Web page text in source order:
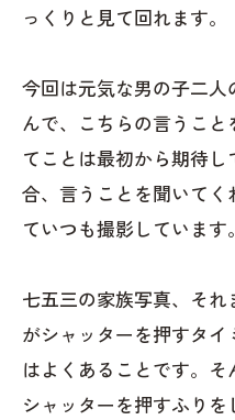
っくりと見て回れます。
今回は元気な男の子二
んで、こちらの言うこ
てことは最初から期待
合、言うことを聞いて
ていつも撮影しています。
七五三の家族写真、そ
がシャッターを押すタ
はよくあることです。そ
シャッターを押すふり